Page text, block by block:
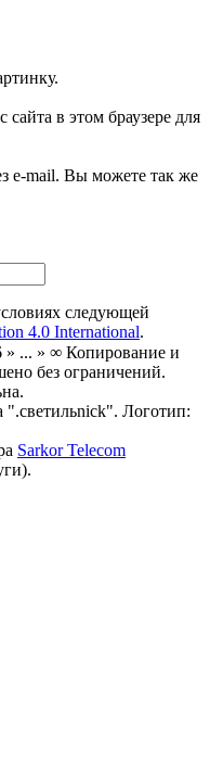
в этом браузере для
e-mail. Вы можете так же
следующей
4.0 International.
» ... » ∞ Копирование и
без ограничений.
".светильnick". Логотип:
Sarkor Telecom